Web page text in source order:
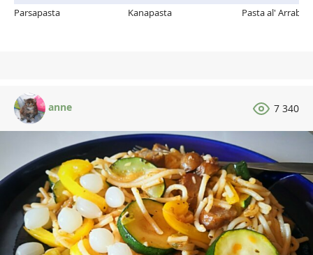
Parsapasta Kanapasta Pasta al'
anne 7 340